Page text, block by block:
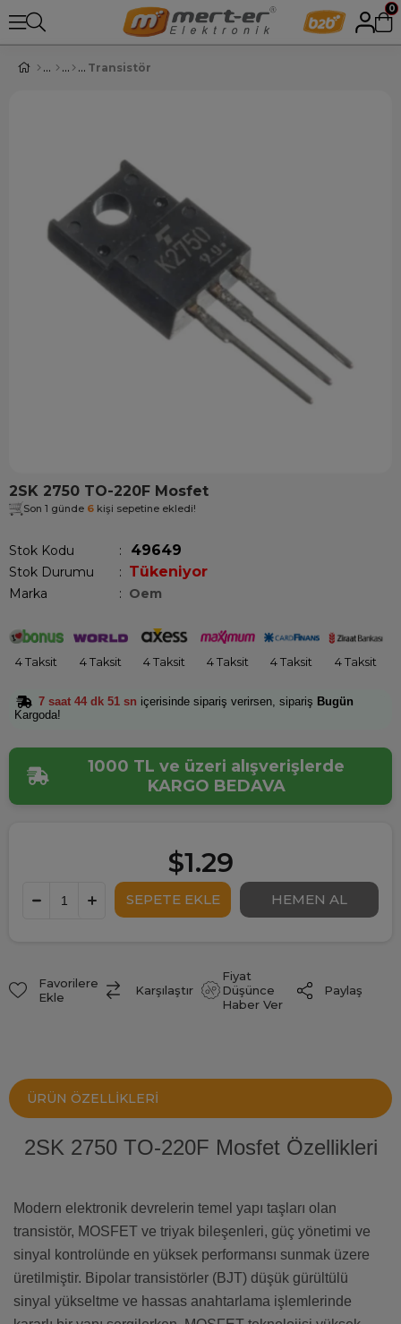
0
Transistör
2SK 2750 TO-220F Mosfet
Son 1 günde 6 kişi sepetine ekledi!
Stok Kodu 49649
Stok Durumu : Tükeniyor
Marka : Oem
4 Taksit 4 Taksit 4 Taksit 4 Taksit 4 Taksit 4 Taksit
7 saat 44 dk 50 sn içerisinde sipariş verirsen, sipariş Bugün
Kargoda!
1000 TL ve üzeri alışverişlerde
KARGO BEDAVA
$1.29
Favorilere
Ekle
Karşılaştır
Fiyat
Düşünce
Haber Ver
Paylaş
ÜRÜN ÖZELLIKLERI
2SK 2750 TO-220F Mosfet Özellikleri
Modern elektronik devrelerin temel yapı taşları olan
transistör, MOSFET ve triyak bileşenleri, güç yönetimi ve
sinyal kontrolünde en yüksek performansı sunmak üzere
üretilmiştir. Bipolar transistörler (BJT) düşük gürültülü
sinyal yükseltme ve hassas anahtarlama işlemlerinde